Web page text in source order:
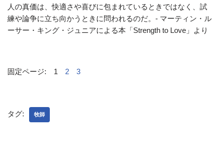
人の真価は、快適さや喜びに包まれているときではなく、試
練や論争に立ち向かうときに問われるのだ。- マーティン・ル
ーサー・キング・ジュニアによる本「Strength to Love」より
固定ページ: 1 2 3
タグ: 牧師